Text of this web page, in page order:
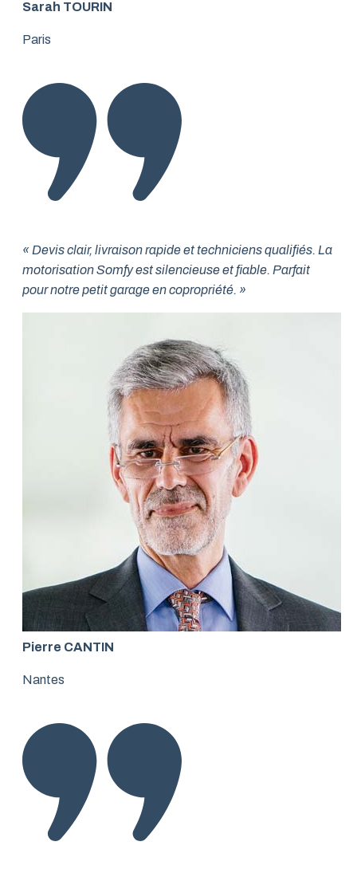
Sarah TOURIN
Paris
« Devis clair, livraison rapide et techniciens qualifiés. La
motorisation Somfy est silencieuse et fiable. Parfait
pour notre petit garage en copropriété. »
Pierre CANTIN
Nantes